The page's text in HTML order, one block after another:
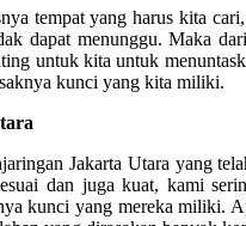
tempat yang harus kita
dapat menunggu. Maka
untuk kita untuk
kunci yang kita miliki.
Jakarta Utara yang
dan juga kuat, kami
kunci yang mereka miliki.